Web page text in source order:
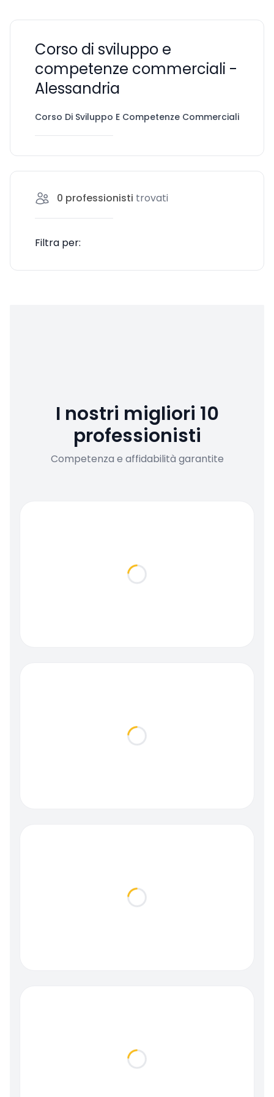
Corso di sviluppo e
competenze commerciali -
Alessandria
Corso Di Sviluppo E Competenze Commerciali
0 professionisti trovati
Filtra per:
I nostri migliori 10
professionisti
Competenza e affidabilità garantite
Loading...
Loading...
Loading...
Loading...